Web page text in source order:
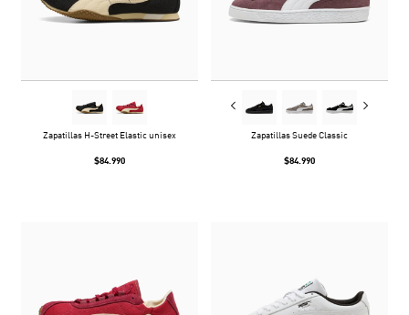
Zapatillas H-Street Elastic unisex
$84.990
Zapatillas Suede Classic
$84.990